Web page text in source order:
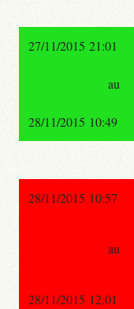
27/11/2015 21:01
au
28/11/2015 10:49
28/11/2015 10:57
au
28/11/2015 12:01